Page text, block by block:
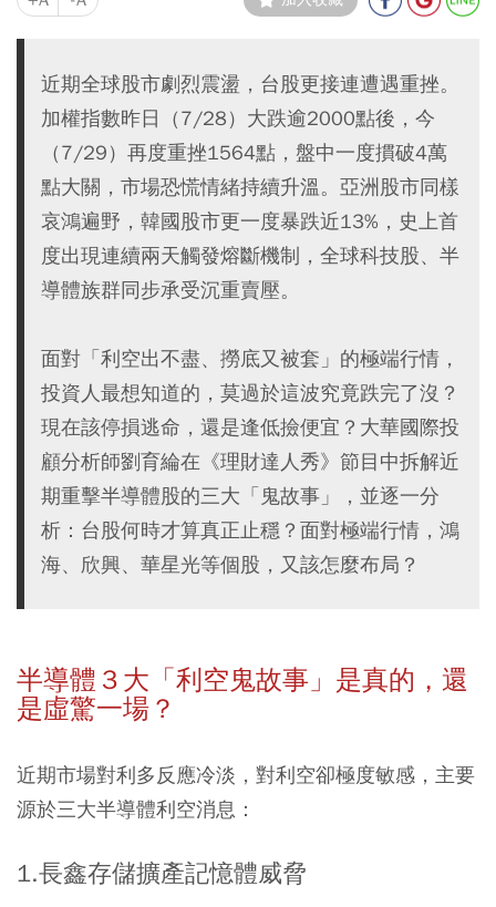
近期全球股市劇烈震盪，台股更接連遭遇重挫。
加權指數昨日（7/28）大跌逾2000點後，今
（7/29）再度重挫1564點，盤中一度摜破4萬
點大關，市場恐慌情緒持續升溫。亞洲股市同樣
哀鴻遍野，韓國股市更一度暴跌近13%，史上首
度出現連續兩天觸發熔斷機制，全球科技股、半
導體族群同步承受沉重賣壓。
面對「利空出不盡、撈底又被套」的極端行情，
投資人最想知道的，莫過於這波究竟跌完了沒？
現在該停損逃命，還是逢低撿便宜？大華國際投
顧分析師劉育綸在《理財達人秀》節目中拆解近
期重擊半導體股的三大「鬼故事」，並逐一分
析：台股何時才算真正止穩？面對極端行情，鴻
海、欣興、華星光等個股，又該怎麼布局？
半導體３大「利空鬼故事」是真的，還
是虛驚一場？
近期市場對利多反應冷淡，對利空卻極度敏感，主要
源於三大半導體利空消息：
1.長鑫存儲擴產記憶體威脅